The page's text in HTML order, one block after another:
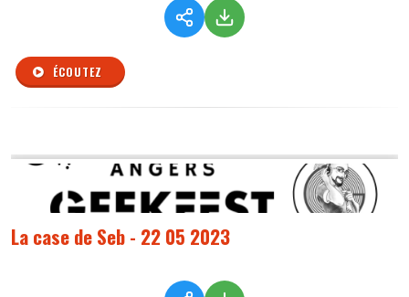
ÉCOUTEZ
La case de Seb - 22 05 2023